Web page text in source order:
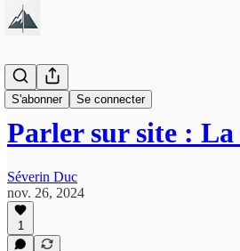
S'abonner Se connecter
Interviews
Parler sur site : La
Séverin Duc
nov. 26, 2024
1